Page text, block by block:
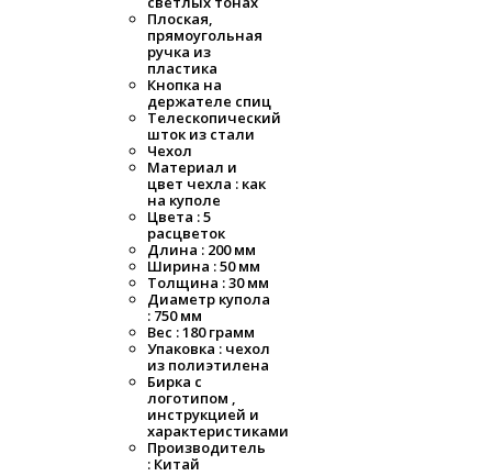
Плоская,
прямоугольная
ручка из
пластика
Кнопка на
держателе спиц
Телескопический
шток из стали
Чехол
Материал и
цвет чехла : как
на куполе
Цвета : 5
расцветок
Длина : 200 мм
Ширина : 50 мм
Толщина : 30 мм
Диаметр купола
: 750 мм
Вес : 180 грамм
Упаковка : чехол
из полиэтилена
Бирка с
логотипом ,
инструкцией и
характеристиками
Производитель
: Китай